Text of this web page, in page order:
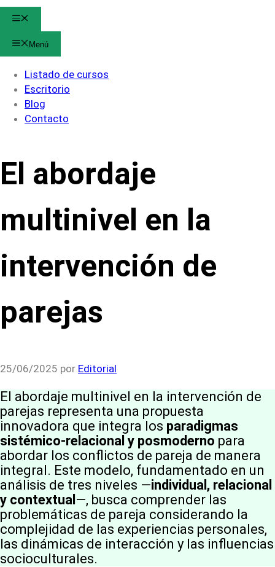
Menú
Listado de cursos
Escritorio
Blog
Contacto
El abordaje
multinivel en la
intervención de
parejas
25/06/2025 por Editorial
El abordaje multinivel en la intervención de
parejas representa una propuesta
innovadora que integra los paradigmas
sistémico-relacional y posmoderno para
abordar los conflictos de pareja de manera
integral. Este modelo, fundamentado en un
análisis de tres niveles —individual, relacional
y contextual —, busca comprender las
problemáticas de pareja considerando la
complejidad de las experiencias personales,
las dinámicas de interacción y las influencias
socioculturales.